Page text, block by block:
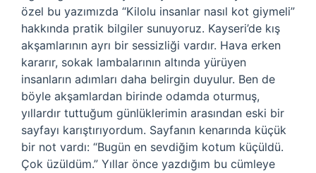
özel bu yazımızda “Kilolu insanlar nasıl kot giymeli”
hakkında pratik bilgiler sunuyoruz. Kayseri’de kış
akşamlarının ayrı bir sessizliği vardır. Hava erken
kararır, sokak lambalarının altında yürüyen
insanların adımları daha belirgin duyulur. Ben de
böyle akşamlardan birinde odamda oturmuş,
yıllardır tuttuğum günlüklerimin arasından eski bir
sayfayı karıştırıyordum. Sayfanın kenarında küçük
bir not vardı: “Bugün en sevdiğim kotum küçüldü.
Çok üzüldüm.” Yıllar önce yazdığım bu cümleye